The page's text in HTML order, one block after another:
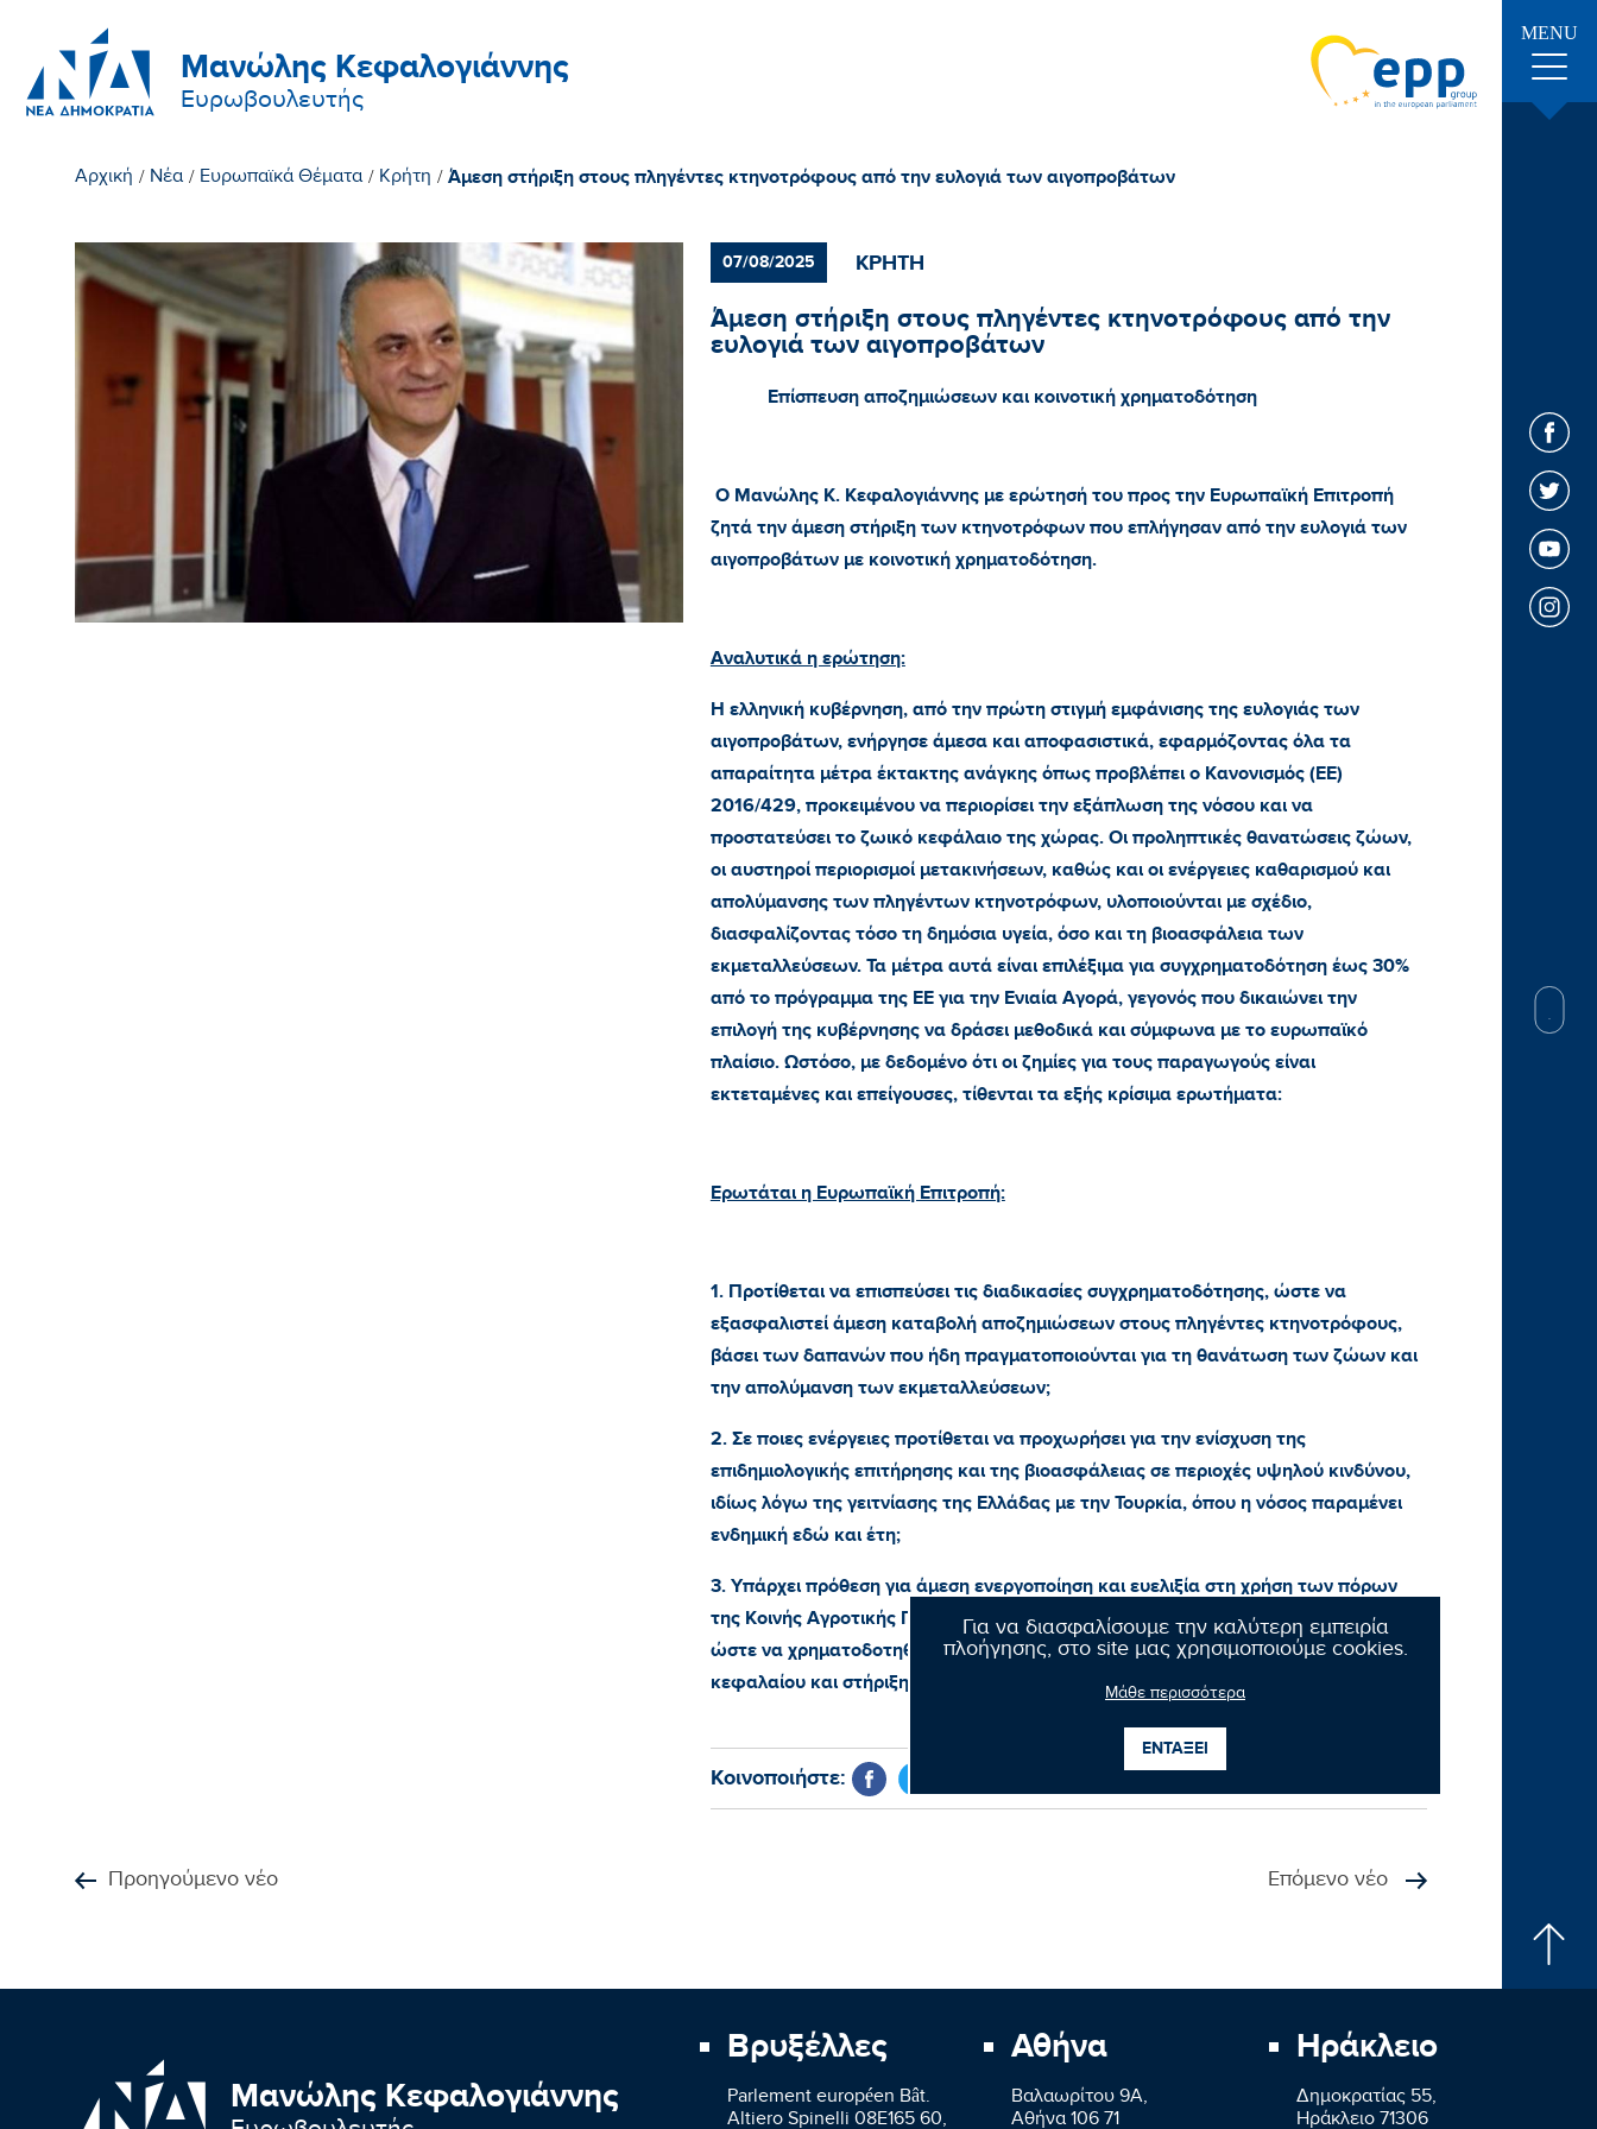
Μανώλης Κεφαλογιάννης
Ευρωβουλευτής
MENU
Για να διασφαλίσουμε την καλύτερη εμπειρία
πλοήγησης, στο site μας χρησιμοποιούμε cookies.
Μάθε περισσότερα
ΕΝΤΑΞΕΙ
Αρχική / Νέα / Ευρωπαϊκά Θέματα / Κρήτη / Άμεση στήριξη στους πληγέντες κτηνοτρόφους από την ευλογιά των αιγοπροβάτων
07/08/2025 ΚΡΗΤΗ
Άμεση στήριξη στους πληγέντες κτηνοτρόφους από την
ευλογιά των αιγοπροβάτων
Επίσπευση αποζημιώσεων και κοινοτική χρηματοδότηση
Ο Μανώλης Κ. Κεφαλογιάννης με ερώτησή του προς την Ευρωπαϊκή Επιτροπή
ζητά την άμεση στήριξη των κτηνοτρόφων που επλήγησαν από την ευλογιά των
αιγοπροβάτων με κοινοτική χρηματοδότηση.
Αναλυτικά η ερώτηση:
Η ελληνική κυβέρνηση, από την πρώτη στιγμή εμφάνισης της ευλογιάς των
αιγοπροβάτων, ενήργησε άμεσα και αποφασιστικά, εφαρμόζοντας όλα τα
απαραίτητα μέτρα έκτακτης ανάγκης όπως προβλέπει ο Κανονισμός (ΕΕ)
2016/429, προκειμένου να περιορίσει την εξάπλωση της νόσου και να
προστατεύσει το ζωικό κεφάλαιο της χώρας. Οι προληπτικές θανατώσεις ζώων,
οι αυστηροί περιορισμοί μετακινήσεων, καθώς και οι ενέργειες καθαρισμού και
απολύμανσης των πληγέντων κτηνοτρόφων, υλοποιούνται με σχέδιο,
διασφαλίζοντας τόσο τη δημόσια υγεία, όσο και τη βιοασφάλεια των
εκμεταλλεύσεων. Τα μέτρα αυτά είναι επιλέξιμα για συγχρηματοδότηση έως 30%
από το πρόγραμμα της ΕΕ για την Ενιαία Αγορά, γεγονός που δικαιώνει την
επιλογή της κυβέρνησης να δράσει μεθοδικά και σύμφωνα με το ευρωπαϊκό
πλαίσιο. Ωστόσο, με δεδομένο ότι οι ζημίες για τους παραγωγούς είναι
εκτεταμένες και επείγουσες, τίθενται τα εξής κρίσιμα ερωτήματα:
Ερωτάται η Ευρωπαϊκή Επιτροπή:
1. Προτίθεται να επισπεύσει τις διαδικασίες συγχρηματοδότησης, ώστε να
εξασφαλιστεί άμεση καταβολή αποζημιώσεων στους πληγέντες κτηνοτρόφους,
βάσει των δαπανών που ήδη πραγματοποιούνται για τη θανάτωση των ζώων και
την απολύμανση των εκμεταλλεύσεων;
2. Σε ποιες ενέργειες προτίθεται να προχωρήσει για την ενίσχυση της
επιδημιολογικής επιτήρησης και της βιοασφάλειας σε περιοχές υψηλού κινδύνου,
ιδίως λόγω της γειτνίασης της Ελλάδας με την Τουρκία, όπου η νόσος παραμένει
ενδημική εδώ και έτη;
3. Υπάρχει πρόθεση για άμεση ενεργοποίηση και ευελιξία στη χρήση των πόρων
της Κοινής Αγροτικής Πολιτικής (ΚΑΠ) μέσω του Στρατηγικού Σχεδίου 2023–2027,
ώστε να χρηματοδοτηθούν προληπτικά μέτρα, αποκατάσταση του ζωικού
κεφαλαίου και στήριξη των παραγωγών που επλήγησαν από τη νόσο;
Κοινοποιήστε:
Προηγούμενο νέο Επόμενο νέο
Μανώλης Κεφαλογιάννης
Βρυξέλλες
Parlement européen Bât.
Altiero Spinelli 08E165 60,
Αθήνα
Βαλαωρίτου 9A,
Aθήνα 106 71
Ηράκλειο
Δημοκρατίας 55,
Ηράκλειο 71306